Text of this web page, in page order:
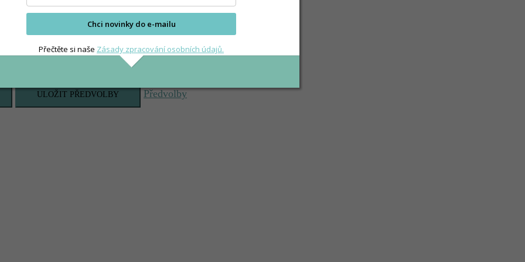
ULOŽIT PŘEDVOLBY Předvolby
Chci novinky do e-mailu
Přečtěte si naše Zásady zpracování osobních údajů.